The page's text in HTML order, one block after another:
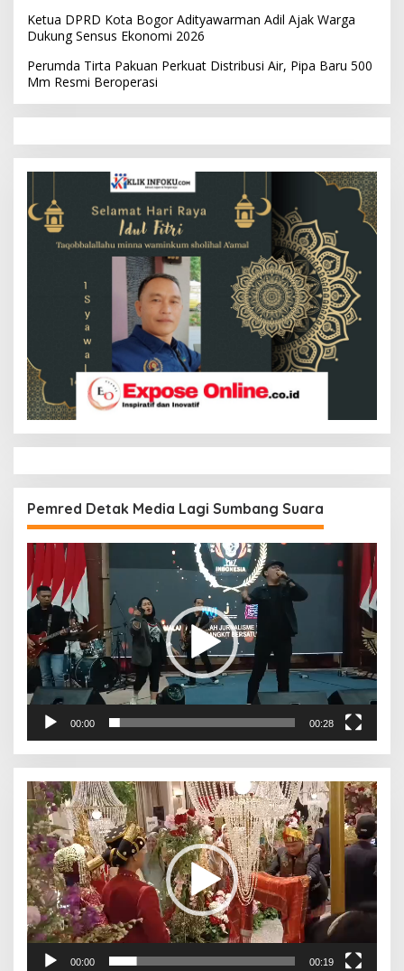
Ketua DPRD Kota Bogor Adityawarman Adil Ajak Warga
Dukung Sensus Ekonomi 2026
Perumda Tirta Pakuan Perkuat Distribusi Air, Pipa Baru 500
Mm Resmi Beroperasi
Pemred Detak Media Lagi Sumbang Suara
Pemutar
00:00 00:28
Pemutar
Video
00:00 00:19